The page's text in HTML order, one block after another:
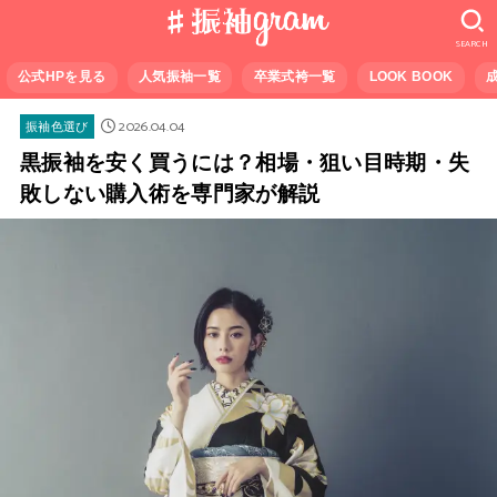
公式HPを見る 人気振袖一覧 卒業式袴一覧 LOOK BOOK
SEARCH
振袖色選び
2026.04.04
黒振袖を安く買うには？相場・狙い目時期・失
敗しない購入術を専門家が解説